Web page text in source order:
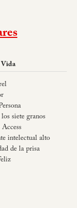
Vida
siete granos
Access
intelectual alto
de la prisa